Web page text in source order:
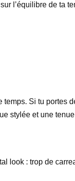
l’équilibre de ta
Si tu portes
stylée et une
look : trop de